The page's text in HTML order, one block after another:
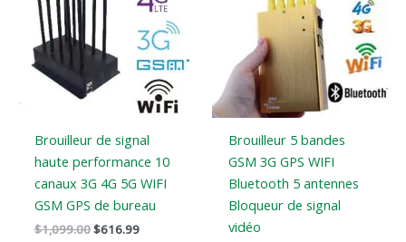
Brouilleur de signal
haute performance 10
canaux 3G 4G 5G WIFI
GSM GPS de bureau
$1,099.00
:
$1,099.00.
$616.99
:
$616.99.
Brouilleur 5 bandes
GSM 3G GPS WIFI
Bluetooth 5 antennes
Bloqueur de signal
vidéo
:
$399.00.$209.88.